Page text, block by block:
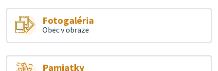
Fotogaléria
Obec v obraze
Pamiatky